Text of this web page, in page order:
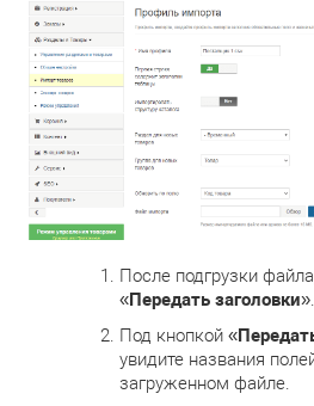
После подгрузки
«Передать заголовки».
Под кнопкой «
увидите названия
загруженном файле.